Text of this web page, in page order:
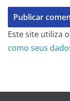
Este site utiliza
como seus